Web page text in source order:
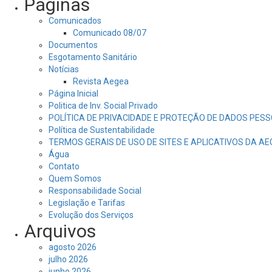
Páginas
Comunicados
Comunicado 08/07
Documentos
Esgotamento Sanitário
Notícias
Revista Aegea
Página Inicial
Politica de Inv. Social Privado
POLÍTICA DE PRIVACIDADE E PROTEÇÃO DE DADOS
Política de Sustentabilidade
TERMOS GERAIS DE USO DE SITES E APLICATIVOS DA
Água
Contato
Quem Somos
Responsabilidade Social
Legislação e Tarifas
Evolução dos Serviços
Arquivos
agosto 2026
julho 2026